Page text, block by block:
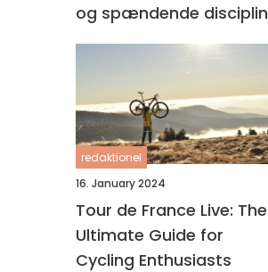
og spændende disciplin
redaktionel
16. January 2024
Tour de France Live: The
Ultimate Guide for
Cycling Enthusiasts